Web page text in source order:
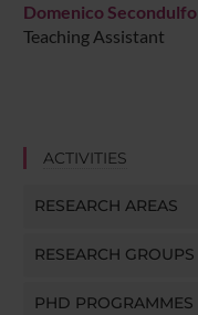
Domenico Secondulfo
Teaching Assistant
ACTIVITIES
RESEARCH AREAS
RESEARCH GROUPS
PHD PROGRAMMES